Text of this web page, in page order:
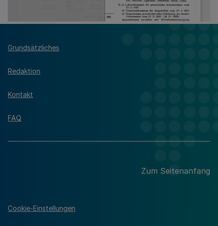
Grundsätzliches
Redaktion
Kontakt
FAQ
Zum Seitenanfang
Cookie-Einstellungen